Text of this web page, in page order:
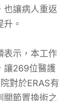
也讓病人重返
。
表示，本工作
讓269位醫護
對於ERAS有
關節置換術之